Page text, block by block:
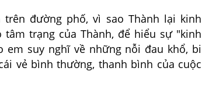
đường phố, vì sao Thành lại kinh
trạng của Thành, để hiểu sự "kinh
em suy nghĩ về những nỗi đau khổ, bi
vẻ bình thường, thanh bình của cuộc